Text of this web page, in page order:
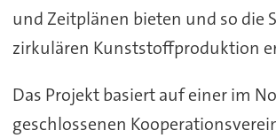
und Zeitplänen bieten und so die
zirkulären Kunststoffproduktion
Das Projekt basiert auf einer im
geschlossenen